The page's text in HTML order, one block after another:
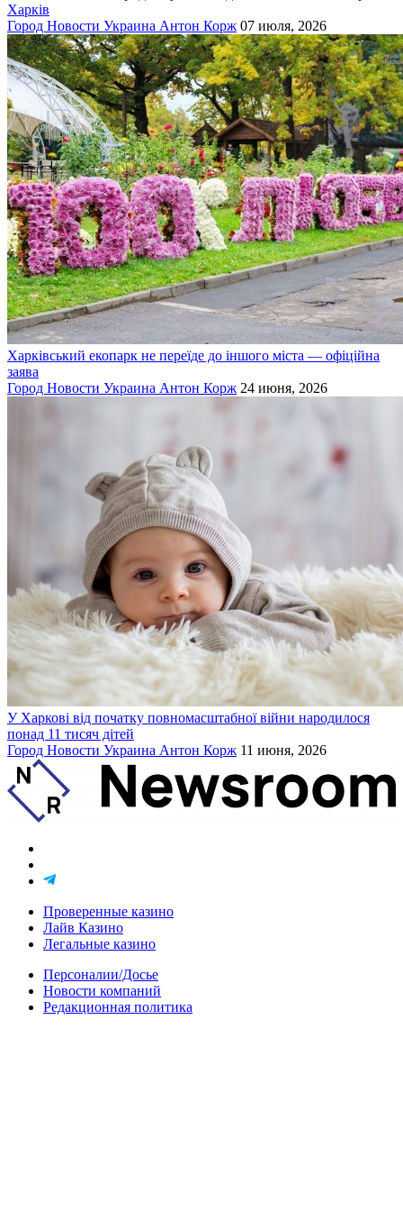
Харків
Город Новости Украина Антон Корж 07 июля, 2026
Харківський екопарк не переїде до іншого міста — офіційна
заява
Город Новости Украина Антон Корж 24 июня, 2026
У Харкові від початку повномасштабної війни народилося
понад 11 тисяч дітей
Город Новости Украина Антон Корж 11 июня, 2026
Проверенные казино
Лайв Казино
Легальные казино
Персоналии/Досье
Новости компаний
Редакционная политика